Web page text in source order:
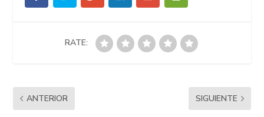
RATE:
ANTERIOR SIGUIENTE